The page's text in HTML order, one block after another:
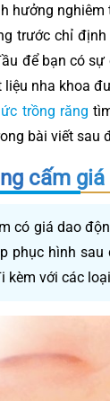
hưởng
trước chỉ
để bạn có
nha khoa
trồng răng
bài viết sau
cấm giá
có giá dao
phục hình
kèm với các